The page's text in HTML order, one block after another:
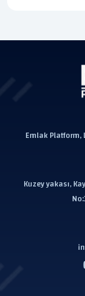
Emlak Platform,
Kuzey yakası,